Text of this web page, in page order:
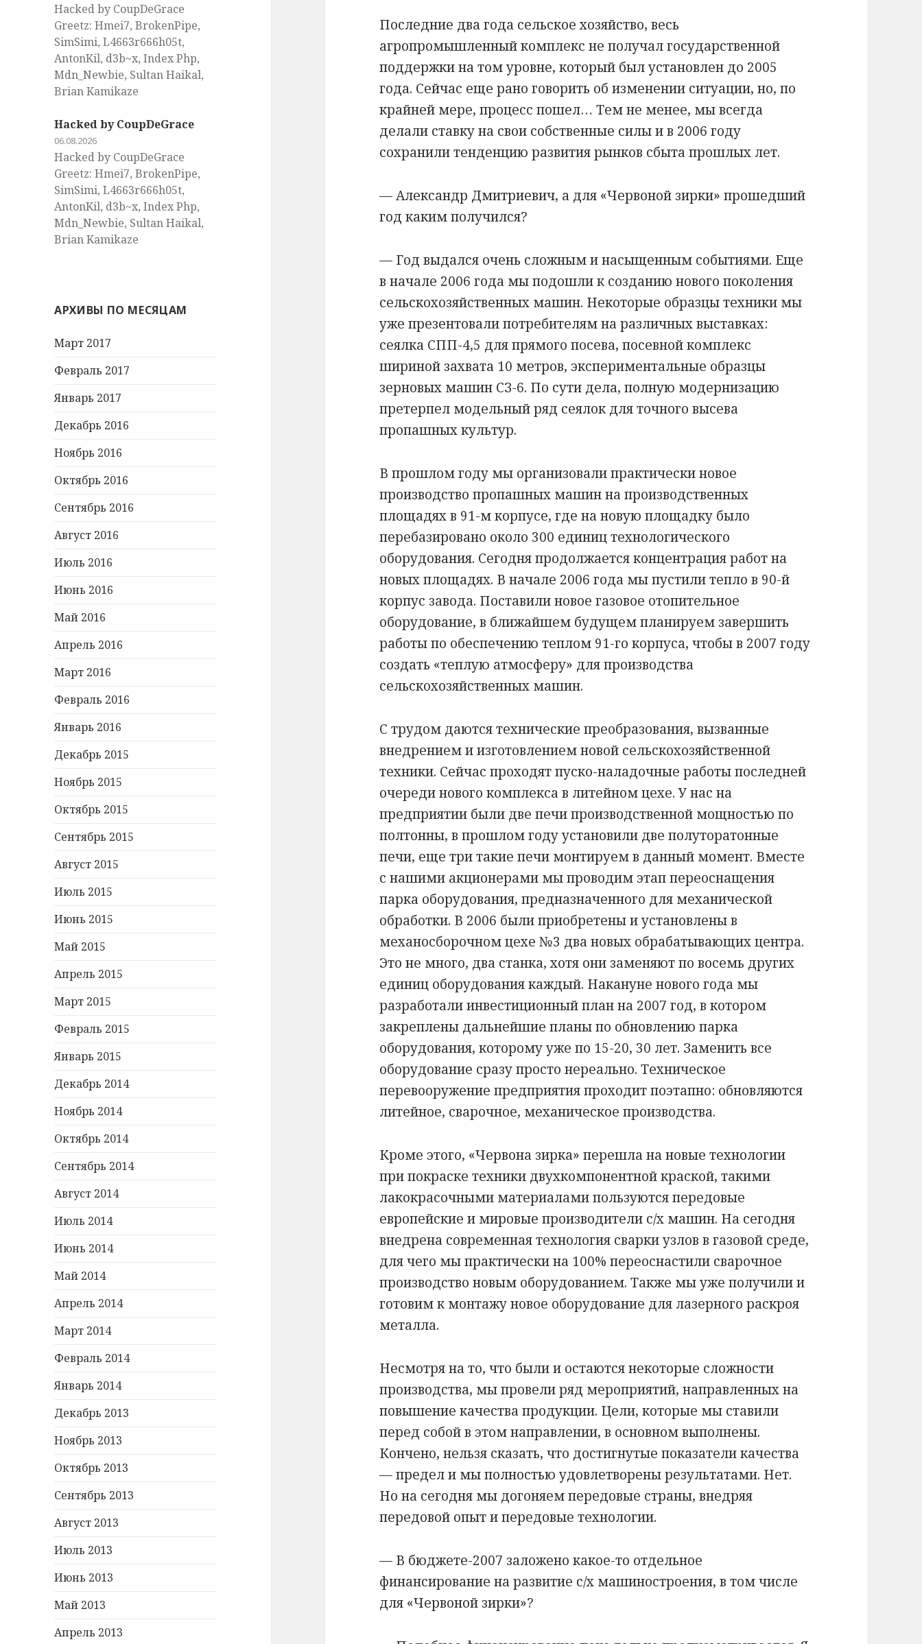
Hacked by CoupDeGrace
Greetz: Hmei7, BrokenPipe,
SimSimi, L4663r666h05t,
AntonKil, d3b~x, Index Php,
Mdn_Newbie, Sultan Haikal,
Brian Kamikaze
Hacked by CoupDeGrace
06.08.2026
Hacked by CoupDeGrace
Greetz: Hmei7, BrokenPipe,
SimSimi, L4663r666h05t,
AntonKil, d3b~x, Index Php,
Mdn_Newbie, Sultan Haikal,
Brian Kamikaze
АРХИВЫ ПО МЕСЯЦАМ
Март 2017
Февраль 2017
Январь 2017
Декабрь 2016
Ноябрь 2016
Октябрь 2016
Сентябрь 2016
Август 2016
Июль 2016
Июнь 2016
Май 2016
Апрель 2016
Март 2016
Февраль 2016
Январь 2016
Декабрь 2015
Ноябрь 2015
Октябрь 2015
Сентябрь 2015
Август 2015
Июль 2015
Июнь 2015
Май 2015
Апрель 2015
Март 2015
Февраль 2015
Январь 2015
Декабрь 2014
Ноябрь 2014
Октябрь 2014
Сентябрь 2014
Август 2014
Июль 2014
Июнь 2014
Май 2014
Апрель 2014
Март 2014
Февраль 2014
Январь 2014
Декабрь 2013
Ноябрь 2013
Октябрь 2013
Сентябрь 2013
Август 2013
Июль 2013
Июнь 2013
Май 2013
Апрель 2013
Последние два года сельское хозяйство, весь
агропромышленный комплекс не получал государственной
поддержки на том уровне, который был установлен до 2005
года. Сейчас еще рано говорить об изменении ситуации, но, по
крайней мере, процесс пошел… Тем не менее, мы всегда
делали ставку на свои собственные силы и в 2006 году
сохранили тенденцию развития рынков сбыта прошлых лет.
— Александр Дмитриевич, а для «Червоной зирки» прошедший
год каким получился?
— Год выдался очень сложным и насыщенным событиями. Еще
в начале 2006 года мы подошли к созданию нового поколения
сельскохозяйственных машин. Некоторые образцы техники мы
уже презентовали потребителям на различных выставках:
сеялка СПП-4,5 для прямого посева, посевной комплекс
шириной захвата 10 метров, экспериментальные образцы
зерновых машин СЗ-6. По сути дела, полную модернизацию
претерпел модельный ряд сеялок для точного высева
пропашных культур.
В прошлом году мы организовали практически новое
производство пропашных машин на производственных
площадях в 91-м корпусе, где на новую площадку было
перебазировано около 300 единиц технологического
оборудования. Сегодня продолжается концентрация работ на
новых площадях. В начале 2006 года мы пустили тепло в 90-й
корпус завода. Поставили новое газовое отопительное
оборудование, в ближайшем будущем планируем завершить
работы по обеспечению теплом 91-го корпуса, чтобы в 2007 году
создать «теплую атмосферу» для производства
сельскохозяйственных машин.
С трудом даются технические преобразования, вызванные
внедрением и изготовлением новой сельскохозяйственной
техники. Сейчас проходят пуско-наладочные работы последней
очереди нового комплекса в литейном цехе. У нас на
предприятии были две печи производственной мощностью по
полтонны, в прошлом году установили две полуторатонные
печи, еще три такие печи монтируем в данный момент. Вместе
с нашими акционерами мы проводим этап переоснащения
парка оборудования, предназначенного для механической
обработки. В 2006 были приобретены и установлены в
механосборочном цехе №3 два новых обрабатывающих центра.
Это не много, два станка, хотя они заменяют по восемь других
единиц оборудования каждый. Накануне нового года мы
разработали инвестиционный план на 2007 год, в котором
закреплены дальнейшие планы по обновлению парка
оборудования, которому уже по 15-20, 30 лет. Заменить все
оборудование сразу просто нереально. Техническое
перевооружение предприятия проходит поэтапно: обновляются
литейное, сварочное, механическое производства.
Кроме этого, «Червона зирка» перешла на новые технологии
при покраске техники двухкомпонентной краской, такими
лакокрасочными материалами пользуются передовые
европейские и мировые производители с/х машин. На сегодня
внедрена современная технология сварки узлов в газовой среде,
для чего мы практически на 100% переоснастили сварочное
производство новым оборудованием. Также мы уже получили и
готовим к монтажу новое оборудование для лазерного раскроя
металла.
Несмотря на то, что были и остаются некоторые сложности
производства, мы провели ряд мероприятий, направленных на
повышение качества продукции. Цели, которые мы ставили
перед собой в этом направлении, в основном выполнены.
Кончено, нельзя сказать, что достигнутые показатели качества
— предел и мы полностью удовлетворены результатами. Нет.
Но на сегодня мы догоняем передовые страны, внедряя
передовой опыт и передовые технологии.
— В бюджете-2007 заложено какое-то отдельное
финансирование на развитие с/х машиностроения, в том числе
для «Червоной зирки»?